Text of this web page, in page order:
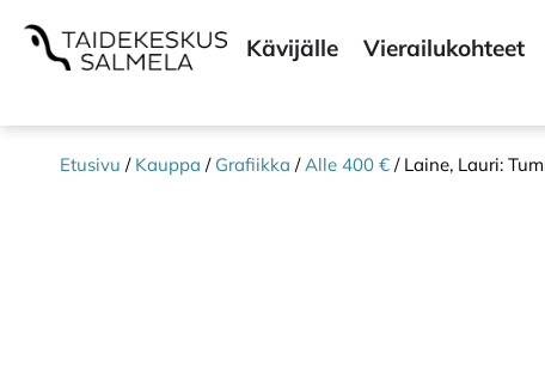
Kävijälle Vierailukohteet
Etusivu / Kauppa / Grafiikka /Alle 400 € / Laine, Lauri: